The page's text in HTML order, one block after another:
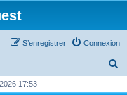
Connexion
S’enregistrer
17:53